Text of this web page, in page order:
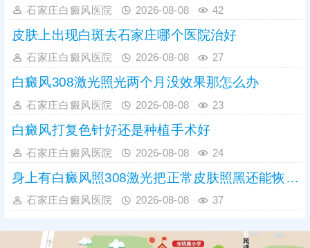
石家庄白癜风医院 2026-08-08 42
皮肤上出现白斑去石家庄哪个医院治好
石家庄白癜风医院 2026-08-08 27
白癜风308激光照光两个月没效果那怎么办
石家庄白癜风医院 2026-08-08 23
白癜风打复色针好还是种植手术好
石家庄白癜风医院 2026-08-08 24
身上有白癜风照308激光把正常皮肤照黑还能恢复吗
石家庄白癜风医院 2026-08-08 37